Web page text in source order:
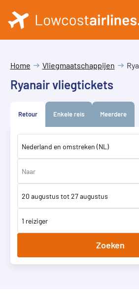
Home Vliegmaatschappijen
Ryanair vliegtickets
Retour Enkele reis Meerdere
1 reiziger
Zoeken